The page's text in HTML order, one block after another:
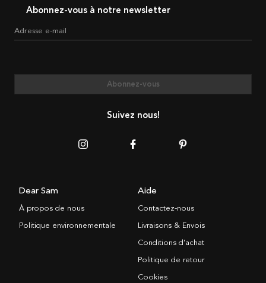
Abonnez-vous à notre newsletter
Adresse e-mail
Abonnez-vous
Suivez nous!
Dear Sam
À propos de nous
Politique environnementale
Aide
Contactez-nous
Livraisons & Envois
Conditions d’achat
Politique de retour
Cookies